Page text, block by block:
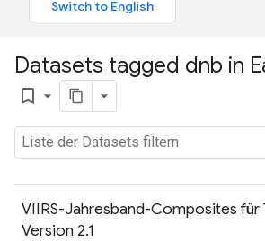
Datasets tagged dnb in
bookmark_border
VIIRS-Jahresband-Composites für
Version 2.1